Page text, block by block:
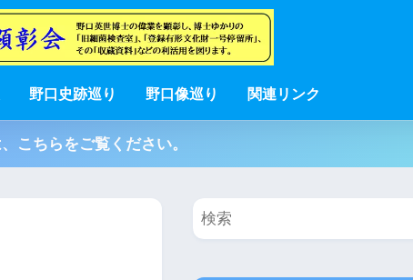
野口史跡巡り 野口像巡り 関連リンク
こちらをご覧ください。